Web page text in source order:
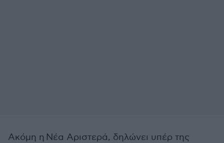
Ακόμη η Νέα Αριστερά, δηλώνει υπέρ της